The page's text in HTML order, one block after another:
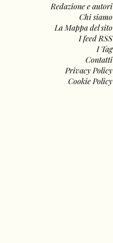
Redazione e autori
Chi siamo
La Mappa del sito
I feed RSS
I Tag
Contatti
Privacy Policy
Cookie Policy